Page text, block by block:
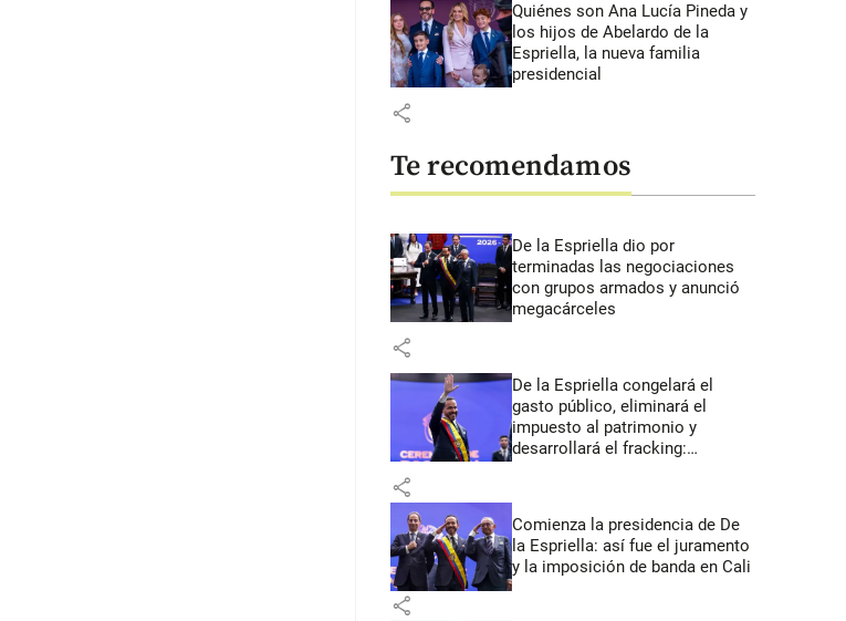
Quiénes son Ana Lucía Pineda y
los hijos de Abelardo de la
Espriella, la nueva familia
presidencial
share
Te recomendamos
De la Espriella dio por
terminadas las negociaciones
con grupos armados y anunció
megacárceles
share
De la Espriella congelará el
gasto público, eliminará el
impuesto al patrimonio y
desarrollará el fracking:
share
Comienza la presidencia de De
la Espriella: así fue el juramento
y la imposición de banda en Cali
share